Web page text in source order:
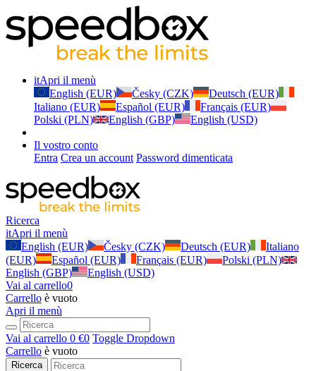
itApri il menù
English (EUR)
Česky (CZK)
Deutsch (EUR)
Italiano (EUR)
Español (EUR)
Français (EUR)
Polski (PLN)
English (GBP) English (USD)
Il vostro conto
Entra Crea un account Password dimenticata
Ricerca
itApri il menù
English (EUR)
Česky (CZK) Deutsch (EUR)
Italiano
(EUR)
Español (EUR) Français (EUR)
Polski (PLN)
English (GBP)
English (USD)
Vai al carrello0
Carrello è vuoto
Apri il menù
Vai al carrello 0 €0 Toggle Dropdown
Carrello è vuoto
Ricerca